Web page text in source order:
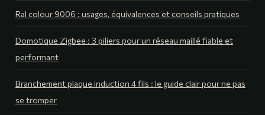
Ral colour 9006 : usages, équivalences et conseils pratiques
Domotique Zigbee : 3 piliers pour un réseau maillé fiable et
performant
Branchement plaque induction 4 fils : le guide clair pour ne pas
se tromper